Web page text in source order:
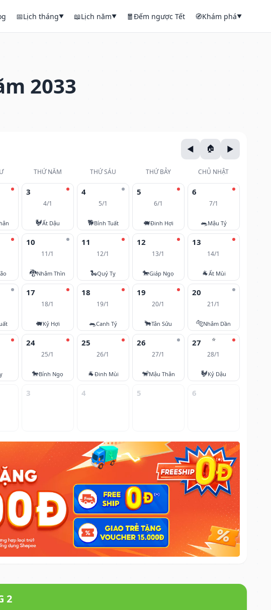
📅Lịch tháng▼ 📖Lịch năm▼ 🧧Đếm ngược Tết 🧭Khám phá▼
2033
THỨ NĂM THỨ SÁU THỨ BẢY CHỦ NHẬT
3
4/1
🐓Ất Dậu
4
5/1
🐕Bính Tuất
5
6/1
🐖Đinh Hợi
6
7/1
🐀Mậu Tý
10
11/1
🐉Nhâm Thìn
11
12/1
🐍Quý Tỵ
12
13/1
🐎Giáp Ngọ
13
14/1
🐐Ất Mùi
17
18/1
🐖Kỷ Hợi
18
19/1
🐀Canh Tý
19
20/1
🐂Tân Sửu
20
21/1
🐅Nhâm Dần
24
25/1
🐎Bính Ngọ
25
26/1
🐐Đinh Mùi
26
27/1
🐒Mậu Thân
⭐
27
28/1
🐓Kỷ Dậu
3 4 5 6
2